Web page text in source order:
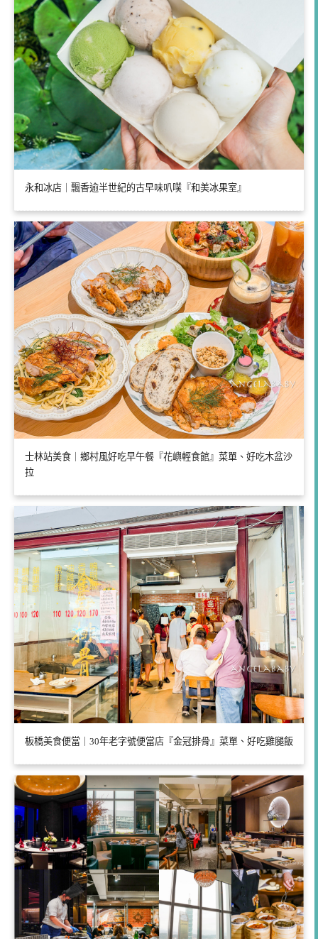
永和冰店｜飄香逾半世紀的古早味叭噗『和美冰果室』
士林站美食｜鄉村風好吃早午餐『花嶼輕食館』菜單、好吃木盆沙
拉
板橋美食便當｜30年老字號便當店『金冠排骨』菜單、好吃雞腿飯